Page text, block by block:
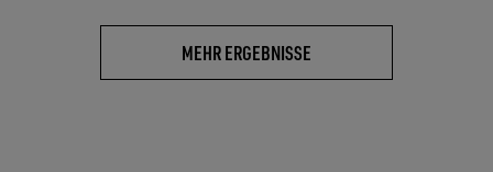
MEHR ERGEBNISSE